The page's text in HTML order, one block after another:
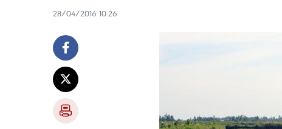
28/04/2016 10:26